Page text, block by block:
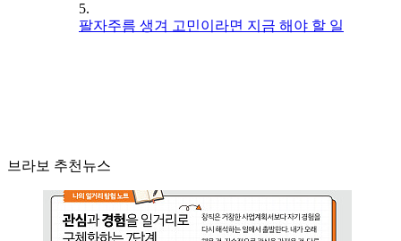
5.
팔자주름 생겨 고민이라면 지금 해야 할 일
브라보 추천뉴스